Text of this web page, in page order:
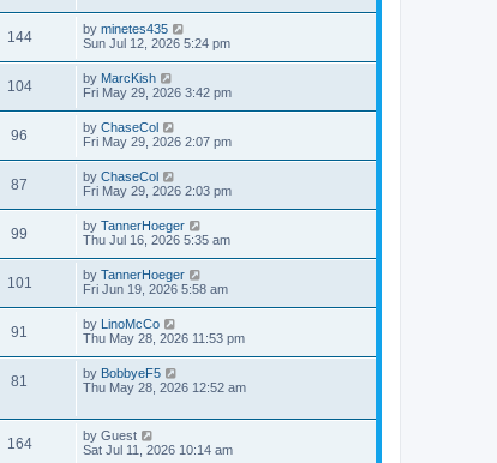
144 by minetes435
Sun Jul 12, 2026 5:24 pm
104 by MarcKish
Fri May 29, 2026 3:42 pm
96 by ChaseCol
Fri May 29, 2026 2:07 pm
87 by ChaseCol
Fri May 29, 2026 2:03 pm
99 by TannerHoeger
Thu Jul 16, 2026 5:35 am
101 by TannerHoeger
Fri Jun 19, 2026 5:58 am
91 by LinoMcCo
Thu May 28, 2026 11:53 pm
81 by BobbyeF5
Thu May 28, 2026 12:52 am
164 by Guest
Sat Jul 11, 2026 10:14 am